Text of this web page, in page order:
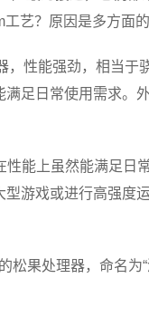
艺？原因是多方面的
性能强劲，相当于
足日常使用需求。
能上虽然能满足日
游戏或进行高强度
果处理器，命名为